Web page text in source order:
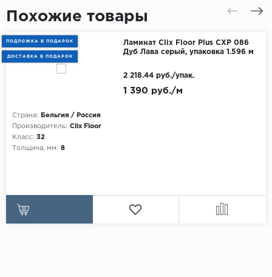
Похожие товары
ПОДЛОЖКА В ПОДАРОК
ДОСТАВКА В ПОДАРОК
Ламинат Clix Floor Plus CXP 086
Дуб Лава серый, упаковка 1.596 м
Страна:
Бельгия / Россия
Производитель: Clix Floor
Класс: 32
Толщина, мм: 8
1 390 руб./м
2 218.44 руб./упак.